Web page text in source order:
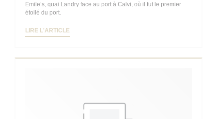
Emile’s, quai Landry face au port à Calvi, où il fut le premier
étoilé du port.
LIRE L'ARTICLE